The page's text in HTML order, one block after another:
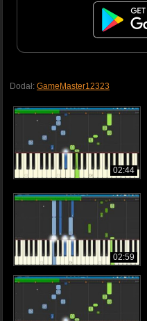
Dodał: GameMaster12323
02:44
02:59